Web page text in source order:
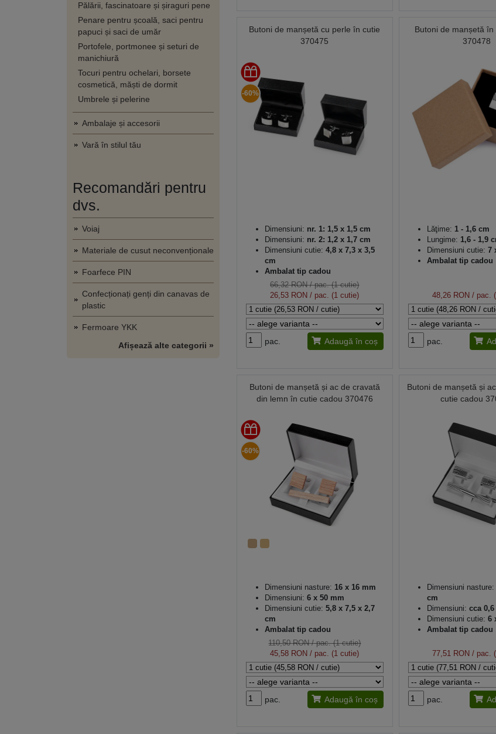
Pălării, fascinatoare și șiraguri pene
Penare pentru școală, saci pentru
papuci și saci de umăr
Portofele, portmonee și seturi de
manichiură
Tocuri pentru ochelari, borsete
cosmetică, măști de dormit
Umbrele și pelerine
Ambalaje și accesorii
Vară în stilul tău
Recomandări pentru
dvs.
Voiaj
Materiale de cusut neconvenționale
Foarfece PIN
Confecționați genți din canavas de
plastic
Fermoare YKK
Afișează alte categorii »
Butoni de manșetă cu perle în cutie
370475
-60%
Dimensiuni: nr. 1: 1,5 x 1,5 cm
Dimensiuni: nr. 2: 1,2 x 1,7 cm
Dimensiuni cutie: 4,8 x 7,3 x 3,5
cm
Ambalat tip cadou
66,32 RON/ pac. (1 cutie)
26,53 RON / pac. (1 cutie)
pac. Adaugă în coș
Butoni de manșetă în
370478
Lăţime: 1 - 1,6 cm
Lungime: 1,6 - 1,9
Dimensiuni cutie: 7
Ambalat tip cadou
48,26 RON / pac.
pac.
Butoni de manșetă și ac de cravată
din lemn în cutie cadou 370476
-60%
Dimensiuni nasture: 16 x 16 mm
Dimensiuni: 6 x 50 mm
Dimensiuni cutie: 5,8 x 7,5 x 2,7
cm
Ambalat tip cadou
110,50 RON/ pac. (1 cutie)
45,58 RON / pac. (1 cutie)
pac. Adaugă în coș
Butoni de manșetă și
cutie cadou
Dimensiuni nasture:
cm
Dimensiuni: cca
Dimensiuni cutie: 6
Ambalat tip cadou
77,51 RON / pac.
pac.